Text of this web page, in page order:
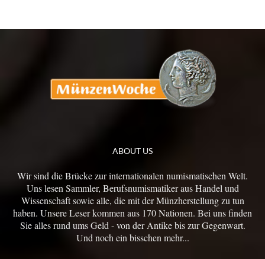
ABOUT US
Wir sind die Brücke zur internationalen numismatischen Welt.
Uns lesen Sammler, Berufsnumismatiker aus Handel und
Wissenschaft sowie alle, die mit der Münzherstellung zu tun
haben. Unsere Leser kommen aus 170 Nationen. Bei uns finden
Sie alles rund ums Geld - von der Antike bis zur Gegenwart.
Und noch ein bisschen mehr...